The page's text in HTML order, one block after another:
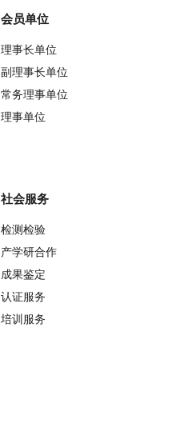
会员单位
理事长单位
副理事长单位
常务理事单位
理事单位
社会服务
检测检验
产学研合作
成果鉴定
认证服务
培训服务